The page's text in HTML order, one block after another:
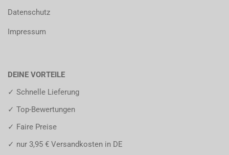
Datenschutz
Impressum
DEINE VORTEILE
✓ Schnelle Lieferung
✓ Top-Bewertungen
✓ Faire Preise
✓ nur 3,95 € Versandkosten in DE